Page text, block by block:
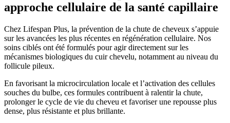
approche cellulaire de la santé capillaire
Chez Lifespan Plus, la prévention de la chute de cheveux s’appuie
sur les avancées les plus récentes en régénération cellulaire. Nos
soins ciblés ont été formulés pour agir directement sur les
mécanismes biologiques du cuir chevelu, notamment au niveau du
follicule pileux.
En favorisant la microcirculation locale et l’activation des cellules
souches du bulbe, ces formules contribuent à ralentir la chute,
prolonger le cycle de vie du cheveu et favoriser une repousse plus
dense, plus résistante et plus brillante.